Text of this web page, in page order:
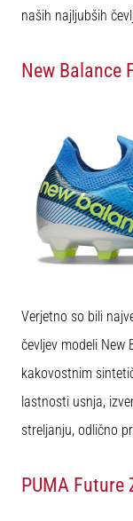
dresi
znamk
vsake
tekme,
Prikaži
vse
članke
naših najljubših
New Balance
Verjetno so bili
čevljev modeli New
kakovostnim
lastnosti usnja,
streljanju, odlično
PUMA Future